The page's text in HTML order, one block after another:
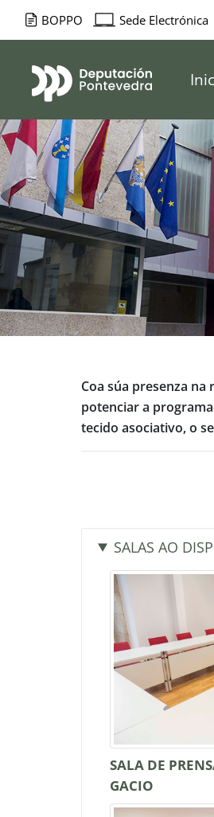
BOPPO Sede Electrónica
Coa súa presenza
potenciar a
tecido asociativo, o
SALAS AO
SALA DE
GACIO